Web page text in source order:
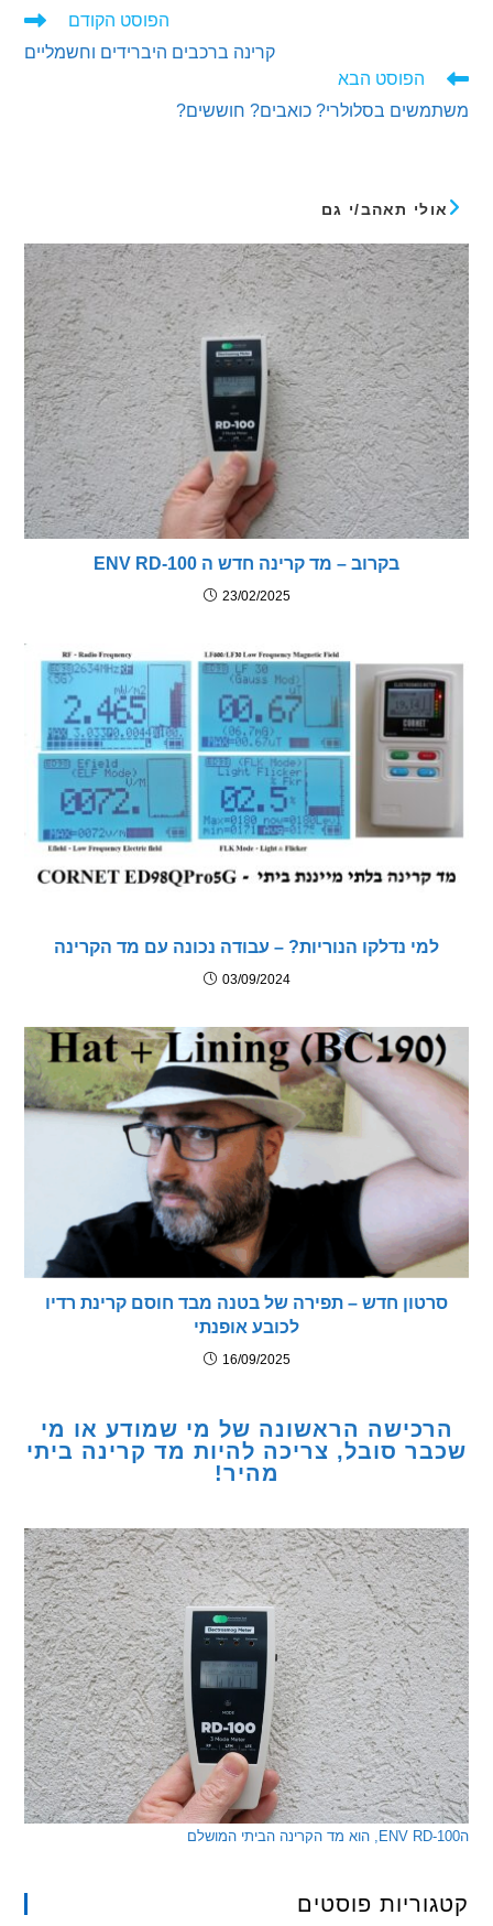
הפוסט הקודם
קרינה ברכבים היברידים וחשמליים
הפוסט הבא
בסלולרי? כואבים? חוששים?
תאהב/י גם
בקרוב – מד קרינה חדש ה ENV RD-100
23/02/2025
נדלקו הנוריות? – עבודה נכונה עם מד הקרינה
03/09/2024
חדש – תפירה של בטנה מבד חוסם קרינת רדיו
לכובע אופנתי
16/09/2025
הראשונה של מי שמודע או מי
סובל, צריכה להיות מד קרינה ביתי
מהיר!
פוסטים